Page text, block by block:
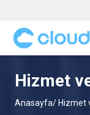
Hizmet
Anasayfa/ Hizmet